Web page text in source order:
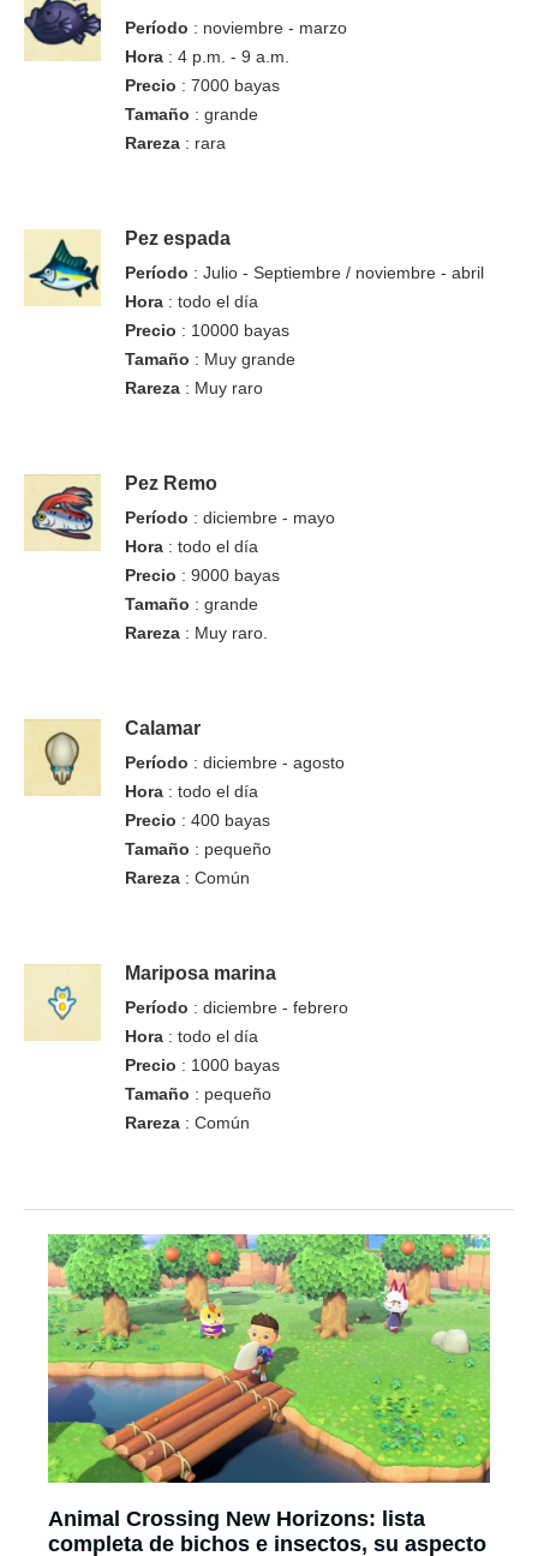
Período : noviembre - marzo
Hora : 4 p.m. - 9 a.m.
Precio : 7000 bayas
Tamaño : grande
Rareza : rara
Pez espada
Período : Julio - Septiembre / noviembre - abril
Hora : todo el día
Precio : 10000 bayas
Tamaño : Muy grande
Rareza : Muy raro
Pez Remo
Período : diciembre - mayo
Hora : todo el día
Precio : 9000 bayas
Tamaño : grande
Rareza : Muy raro.
Calamar
Período : diciembre - agosto
Hora : todo el día
Precio : 400 bayas
Tamaño : pequeño
Rareza : Común
Mariposa marina
Período : diciembre - febrero
Hora : todo el día
Precio : 1000 bayas
Tamaño : pequeño
Rareza : Común
Animal Crossing New Horizons: lista
completa de bichos e insectos, su aspecto